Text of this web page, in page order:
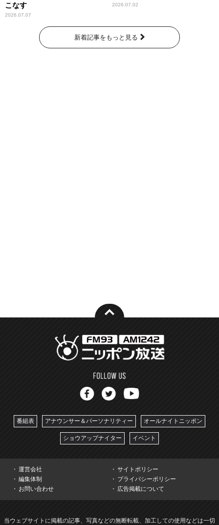
こなす
2026.07.07
2026.07.02
新着記事をもっと見る
番組表 アナウンサー＆パーソナリティー オールナイトニッポン
ショウアップナイター イベント
運営会社
サイトポリシー
編集体制
プライバシーポリシー
お問い合わせ
広告掲載について
当ウェブサイトに掲載の記事、写真などの無断転載、加工しての使用などは一切